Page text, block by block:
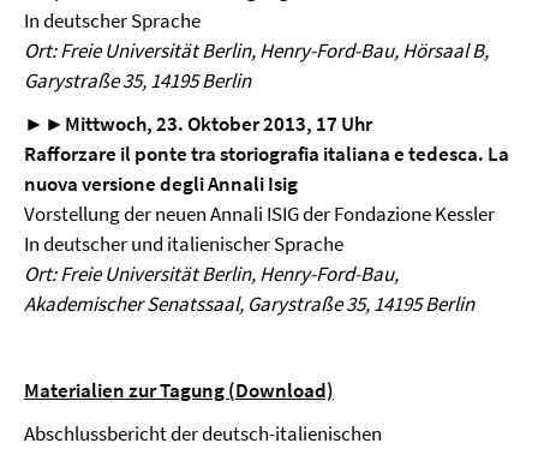
In deutscher Sprache
Ort: Freie Universität Berlin, Henry-Ford-Bau, Hörsaal B,
Garystraße 35, 14195 Berlin
►► Mittwoch, 23. Oktober 2013, 17 Uhr
Rafforzare il ponte tra storiografia italiana e tedesca. La
nuova versione degli Annali Isig
Vorstellung der neuen Annali ISIG der Fondazione Kessler
In deutscher und italienischer Sprache
Ort: Freie Universität Berlin, Henry-Ford-Bau,
Akademischer Senatssaal, Garystraße 35, 14195 Berlin
Materialien zur Tagung (Download)
Abschlussbericht der deutsch-italienischen